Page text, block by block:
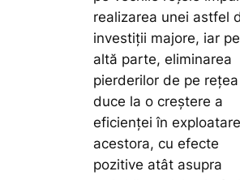
realizarea unei astfel
investiții majore, iar
altă parte, eliminarea
pierderilor de pe rețea
duce la o creștere a
eficienței în
acestora, cu efecte
pozitive atât asupra